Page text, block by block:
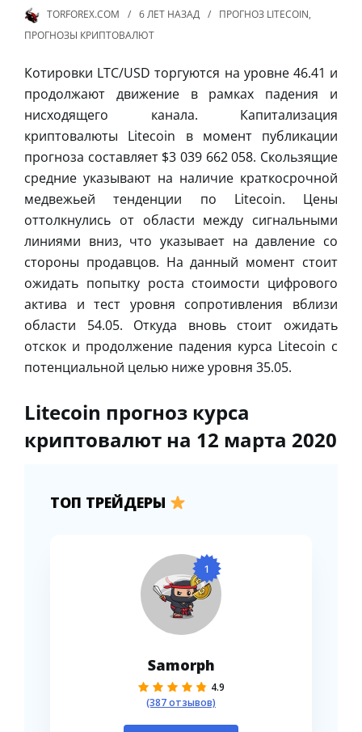
TORFOREX.COM 6 ЛЕТ НАЗАД ПРОГНОЗ LITECOIN,
ПРОГНОЗЫ КРИПТОВАЛЮТ
Котировки LTC/USD торгуются на уровне 46.41 и
продолжают движение в рамках падения и
нисходящего канала. Капитализация
криптовалюты Litecoin в момент публикации
прогноза составляет $3 039 662 058. Скользящие
средние указывают на наличие краткосрочной
медвежьей тенденции по Litecoin. Цены
оттолкнулись от области между сигнальными
линиями вниз, что указывает на давление со
стороны продавцов. На данный момент стоит
ожидать попытку роста стоимости цифрового
актива и тест уровня сопротивления вблизи
области 54.05. Откуда вновь стоит ожидать
отскок и продолжение падения курса Litecoin с
потенциальной целью ниже уровня 35.05.
Litecoin прогноз курса
криптовалют на 12 марта 2020
ТОП ТРЕЙДЕРЫ
1
Samorph
4.9
(387 отзывов)